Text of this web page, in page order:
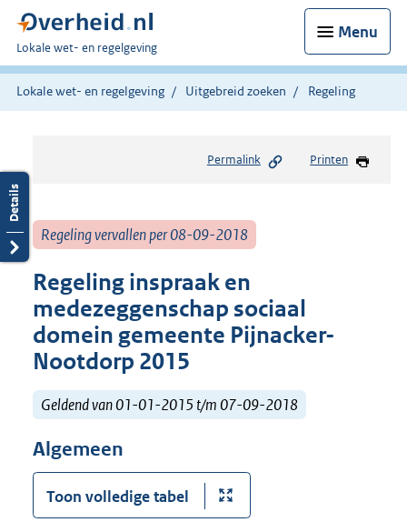
Menu
U
bent
hier:
Lokale wet- en regelgeving
Lokale wet- en regelgeving Uitgebreid zoeken Regeling
Permalink Printen
Regeling vervallen per 08-09-2018
Regeling inspraak en
medezeggenschap sociaal
domein gemeente Pijnacker-
Nootdorp 2015
Geldend van 01-01-2015 t/m 07-09-2018
Algemeen
Toon volledige tabel